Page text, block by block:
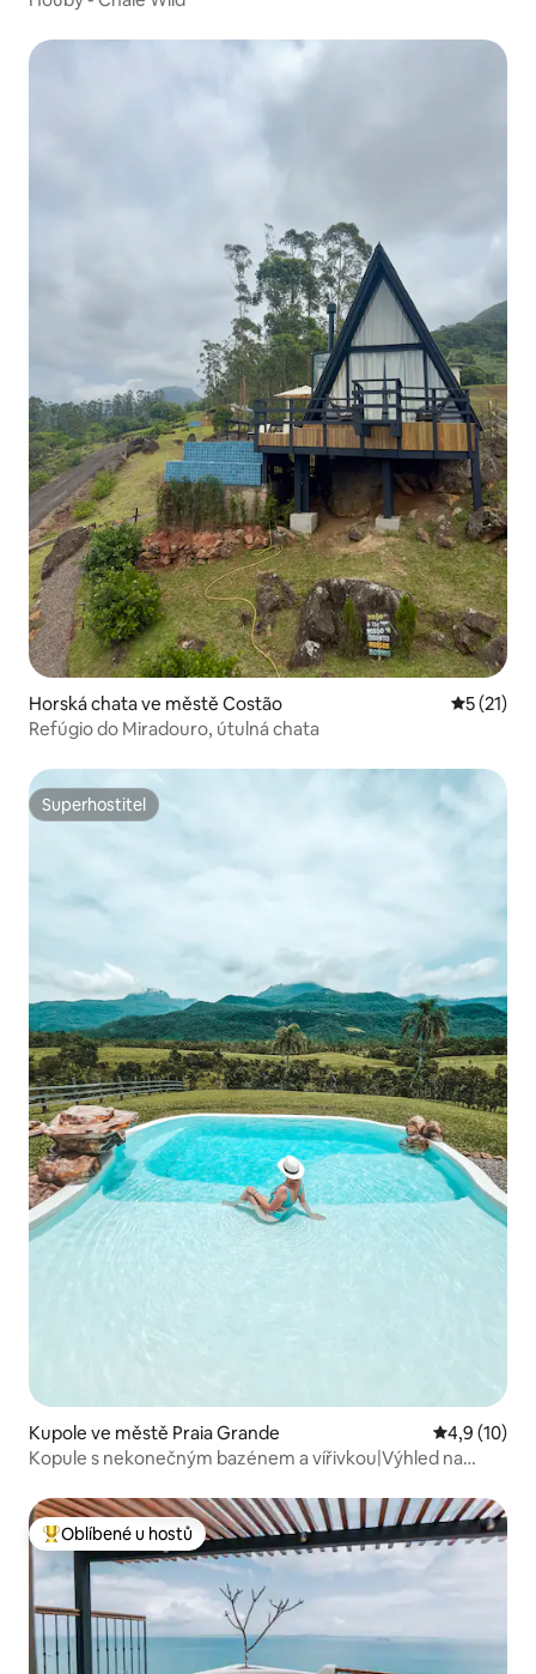
Horská chata ve městě Costão
5 (21)
Refúgio do Miradouro, útulná chata
Superhostitel
Superhostitel
Kupole ve městě Praia Grande Průměrné
4,9 (10)
Kopule s nekonečným bazénem a vířivkou|Výhled na
Nejlepší v kategorii Oblíbené u hostů
Oblíbené u hostů